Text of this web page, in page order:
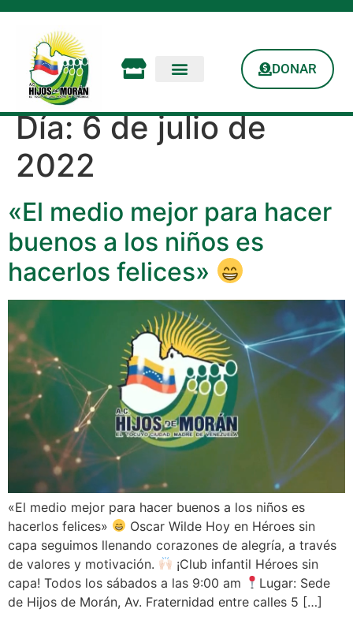
DONAR
Día:6 de julio de
2022
«El medio mejor para hacer
buenos a los niños es
hacerlos felices»
«El medio mejor para hacer buenos a los niños es
hacerlos felices»
Oscar Wilde Hoy en Héroes sin
capa seguimos llenando corazones de alegría, a través
de valores y motivación.
¡Club infantil Héroes sin
capa! Todos los sábados a las 9:00 am
Lugar: Sede
de Hijos de Morán, Av. Fraternidad entre calles 5 […]